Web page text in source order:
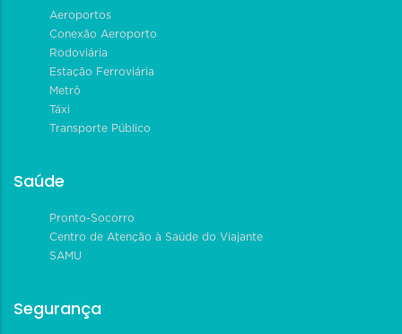
Aeroportos
Conexão Aeroporto
Rodoviária
Estação Ferroviária
Metrô
Táxi
Transporte Público
Saúde
Pronto-Socorro
Centro de Atenção à Saúde do Viajante
SAMU
Segurança